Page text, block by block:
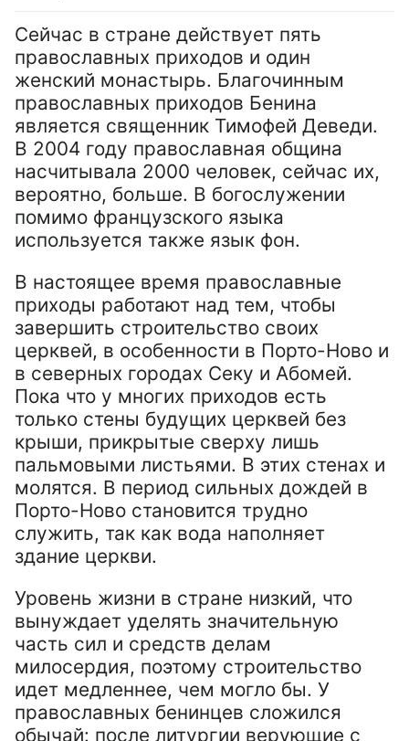
Сейчас в стране действует пять
православных приходов и один
женский монастырь. Благочинным
православных приходов Бенина
является священник Тимофей Деведи.
В 2004 году православная община
насчитывала 2000 человек, сейчас их,
вероятно, больше. В богослужении
помимо французского языка
используется также язык фон.
В настоящее время православные
приходы работают над тем, чтобы
завершить строительство своих
церквей, в особенности в Порто-Ново и
в северных городах Секу и Абомей.
Пока что у многих приходов есть
только стены будущих церквей без
крыши, прикрытые сверху лишь
пальмовыми листьями. В этих стенах и
молятся. В период сильных дождей в
Порто-Ново становится трудно
служить, так как вода наполняет
здание церкви.
Уровень жизни в стране низкий, что
вынуждает уделять значительную
часть сил и средств делам
милосердия, поэтому строительство
идет медленнее, чем могло бы. У
православных бенинцев сложился
обычай: после литургии верующие с